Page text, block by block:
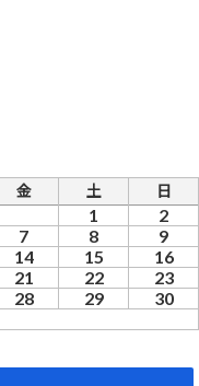
金 土 日
1
2
7 8
9
14 15
16
21 22
23
28 29
30